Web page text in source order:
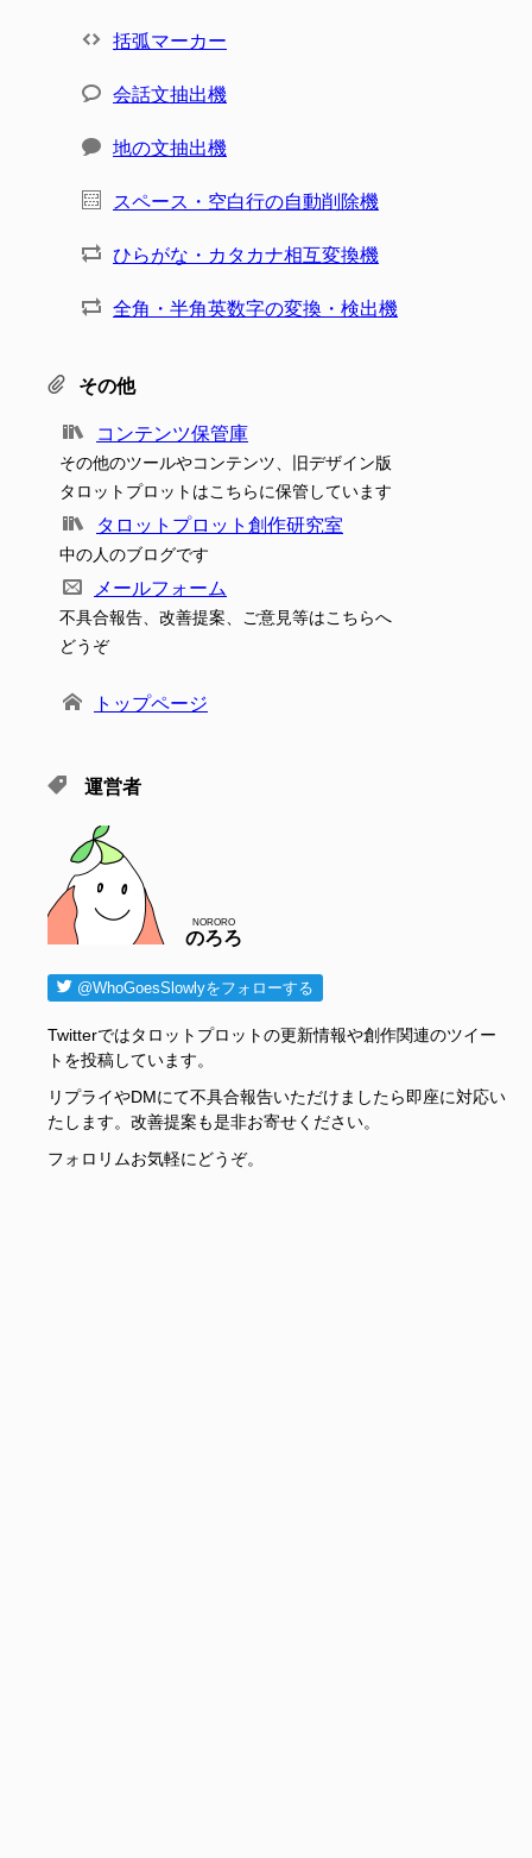
括弧マーカー
会話文抽出機
地の文抽出機
スペース・空白行の自動削除機
ひらがな・カタカナ相互変換機
全角・半角英数字の変換・検出機
その他
コンテンツ保管庫
その他のツールやコンテンツ、旧デザイン版
タロットプロットはこちらに保管しています
タロットプロット創作研究室
中の人のブログです
メールフォーム
不具合報告、改善提案、ご意見等はこちらへ
どうぞ
トップページ
運営者
のろろ
NORORO
@WhoGoesSlowlyをフォローする
Twitterではタロットプロットの更新情報や創作関連のツイー
トを投稿しています。
リプライやDMにて不具合報告いただけましたら即座に対応い
たします。改善提案も是非お寄せください。
フォロリムお気軽にどうぞ。